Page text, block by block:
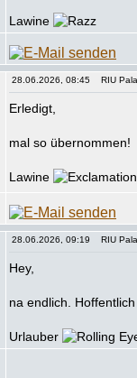
Lawine
28.06.2026, 08:45 RIU
Erledigt,
mal so übernommen!
Lawine
28.06.2026, 09:19 RIU
Hey,
na endlich.
Urlauber